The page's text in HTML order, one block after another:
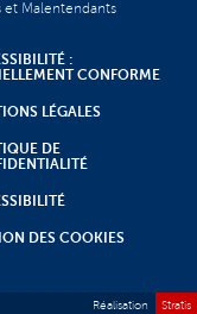
Malentendants
:
CONFORME
LÉGALES
DE
DES COOKIES
Réalisation Stratis